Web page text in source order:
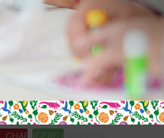
de las mujeres.
PARK&RIDE